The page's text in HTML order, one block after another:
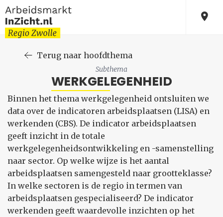
Terug naar hoofdthema
Subthema
WERKGELEGENHEID
Binnen het thema werkgelegenheid ontsluiten we
data over de indicatoren arbeidsplaatsen (LISA) en
werkenden (CBS). De indicator arbeidsplaatsen
geeft inzicht in de totale
werkgelegenheidsontwikkeling en -samenstelling
naar sector. Op welke wijze is het aantal
arbeidsplaatsen samengesteld naar grootteklasse?
In welke sectoren is de regio in termen van
arbeidsplaatsen gespecialiseerd? De indicator
werkenden geeft waardevolle inzichten op het